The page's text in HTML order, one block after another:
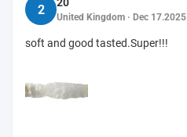
2 20
United Kingdom · Dec 17.2025
soft and good tasted.Super!!!